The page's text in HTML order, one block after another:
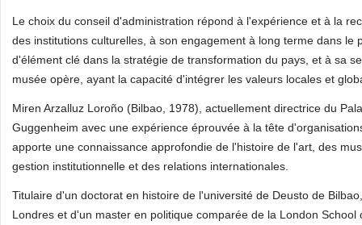
Le choix du conseil d'administration répond à l'expérience et à la
des institutions culturelles, à son engagement à long terme dans
d'élément clé dans la stratégie de transformation du pays, et à sa
musée opère, ayant la capacité d'intégrer les valeurs locales et
Miren Arzalluz Loroño (Bilbao, 1978), actuellement directrice du
Guggenheim avec une expérience éprouvée à la tête
apporte une connaissance approfondie de l'histoire de l'art, des
gestion institutionnelle et des relations internationales.
Titulaire d'un doctorat en histoire de l'université de Deusto de
Londres et d'un master en politique comparée de la London